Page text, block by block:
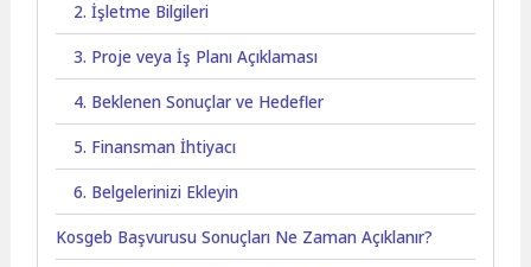
2. İşletme Bilgileri
3. Proje veya İş Planı Açıklaması
4. Beklenen Sonuçlar ve Hedefler
5. Finansman İhtiyacı
6. Belgelerinizi Ekleyin
Kosgeb Başvurusu Sonuçları Ne Zaman Açıklanır?